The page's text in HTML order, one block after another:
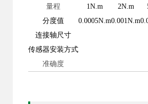
量程
1N.m 2N.m
分度值
0.0005N.m0.001N.m
连接轴尺寸
传感器安装方式
准确度